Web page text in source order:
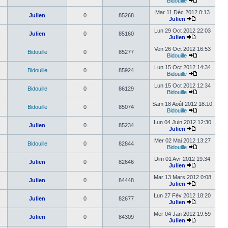
Julien 0 85268
Mar 11 Déc 2012 0:13
Julien
Julien 0 85160
Lun 29 Oct 2012 22:03
Julien
Bidouille 0 85277
Ven 26 Oct 2012 16:53
Bidouille
Bidouille 0 85924
Lun 15 Oct 2012 14:34
Bidouille
Bidouille 0 86129
Lun 15 Oct 2012 12:34
Bidouille
Bidouille 0 85074
Sam 18 Août 2012 18:10
Bidouille
Julien 0 85234
Lun 04 Juin 2012 12:30
Julien
Bidouille 0 82844
Mer 02 Mai 2012 13:27
Bidouille
Julien 0 82646
Dim 01 Avr 2012 19:34
Julien
Julien 0 84448
Mar 13 Mars 2012 0:08
Julien
Julien 0 82677
Lun 27 Fév 2012 18:20
Julien
Julien 0 84309
Mer 04 Jan 2012 19:59
Julien